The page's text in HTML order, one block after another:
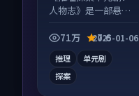
人物志》是一部悬疑
讨论度高，适合配弹
71万 7.6
2025-01-06
推理
单元剧
探案